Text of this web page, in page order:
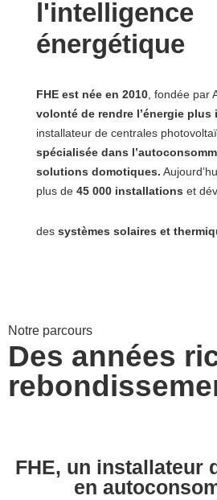
l'intelligence
énergétique
FHE est née en 2010 , fondée par
volonté de rendre l’énergie plus
installateur de centrales
spécialisée dans
solutions domotiques.
plus de 45 000 installations et
des systèmes solaires et
Notre parcours
Des années
FHE, un installateur
en